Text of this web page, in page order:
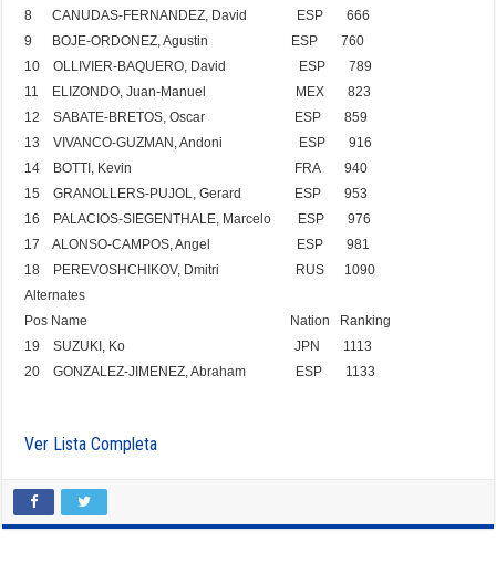
8
CANUDAS-FERNANDEZ, David ESP
666
9
BOJE-ORDONEZ, Agustin ESP
760
10
OLLIVIER-BAQUERO, David ESP
789
11
ELIZONDO, Juan-Manuel MEX
823
12
SABATE-BRETOS, Oscar ESP
859
13
VIVANCO-GUZMAN , Andoni ESP
916
14
BOTTI , Kevin FRA
940
15
GRANOLLERS-PUJOL, Gerard ESP
953
16
PALACIOS-SIEGENTHALE, Marcelo ESP
976
17
ALONSO-CAMPOS, Angel ESP
981
18
PEREVOSHCHIKOV, Dmitri RUS
1090
Alternates
Pos Name Nation
Ranking
19
SUZUKI , Ko JPN
1113
20
GONZALEZ-JIMENEZ, Abraham ESP 1133
Ver Lista Completa